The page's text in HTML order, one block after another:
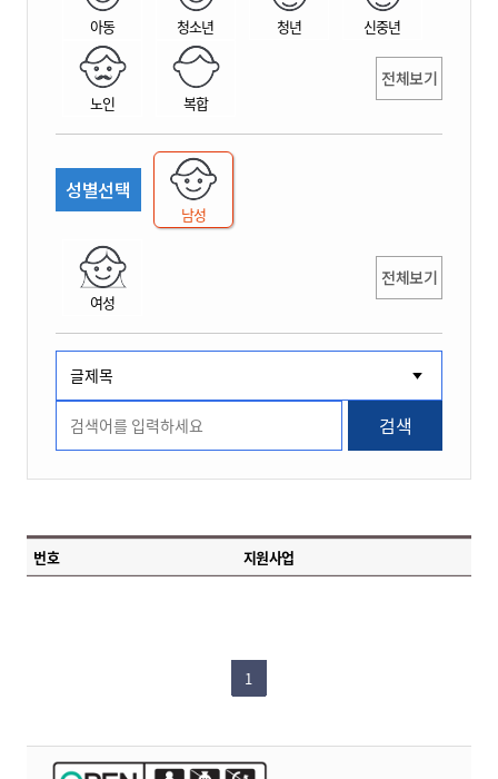
아동 청소년 청년 신중년
노인 복합
전체보기
성별선택
남성
여성
전체보기
검색
번호 지원사업
1